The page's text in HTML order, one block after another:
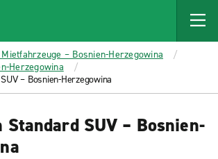
– Bosnien-Herzegowina
Herzegowina
– Bosnien-Herzegowina
Standard SUV – Bosnien-